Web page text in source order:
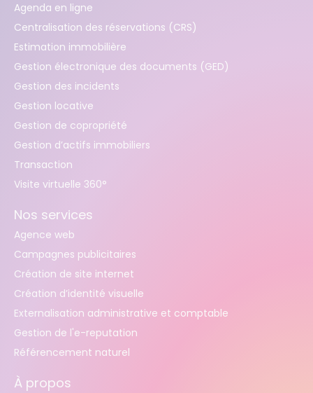
Agenda en ligne
Centralisation des réservations (CRS)
Estimation immobilière
Gestion électronique des documents (GED)
Gestion des incidents
Gestion locative
Gestion de copropriété
Gestion d’actifs immobiliers
Transaction
Visite virtuelle 360°
Nos services
Agence web
Campagnes publicitaires
Création de site internet
Création d’identité visuelle
Externalisation administrative et comptable
Gestion de l'e-reputation
Référencement naturel
À propos